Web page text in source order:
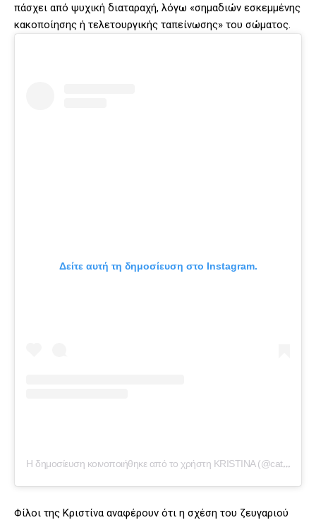
πάσχει από ψυχική διαταραχή, λόγω «σημαδιών εσκεμμένης
κακοποίησης ή τελετουργικής ταπείνωσης» του σώματος.
Δείτε αυτή τη δημοσίευση στο Instagram.
Η δημοσίευση κοινοποιήθηκε από το χρήστη KRISTINA (@catwalkcoach)
Φίλοι της Κριστίνα αναφέρουν ότι η σχέση του ζευγαριού